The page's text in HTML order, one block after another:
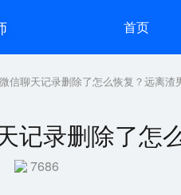
首页
微信聊天记录删除了怎么恢复？远离渣
记录删除了怎
7686